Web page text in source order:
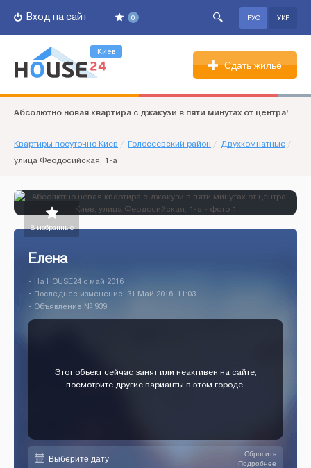
0
Вход на сайт РУС УКР
Киев
Сдать жильё
Абсолютно новая квартира с джакузи в пяти минутах от центра!
Квартиры посуточно Киев / Голосеевский район / Двухкомнатные /
улица Феодосийская, 1-а
В избранные
Елена
• На HOUSE24 c май 2016
• Последнее изменение: 31 Май 2016, 11:03
• Объявление № 939
Этот объект сейчас занят или неактивен на сайте,
посмотрите другие варианты в этом городе.
Сбросить
Подробнее